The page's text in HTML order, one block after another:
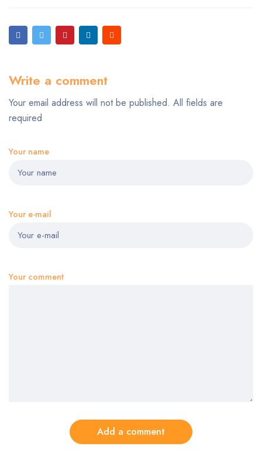
Write a comment
Your email address will not be published. All fields are
required
Your name
Your e-mail
Your comment
Add a comment